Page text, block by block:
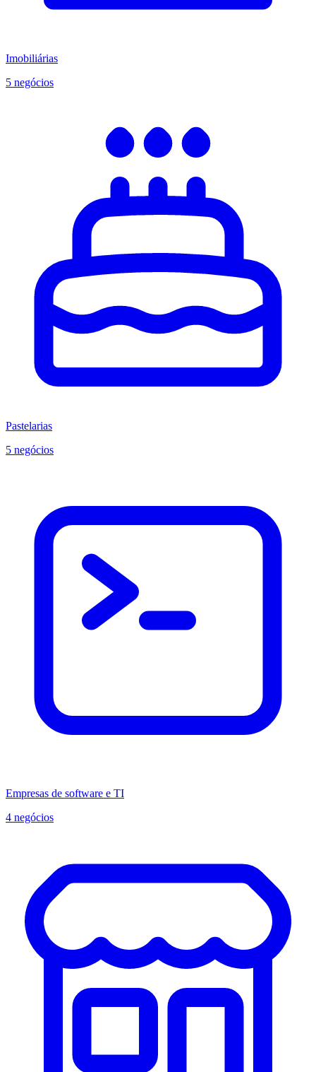
Imobiliárias
5 negócios
Pastelarias
5 negócios
Empresas de software e TI
4 negócios